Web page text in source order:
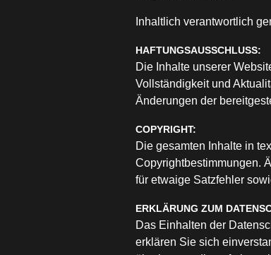
Inhaltlich verantwortlich
HAFTUNGSAUSSCHLUSS:
Die Inhalte unserer
Vollständigkeit und
Änderungen der
COPYRIGHT:
Die gesamten Inhalte in
Copyrightbestimmungen.
für etwaige Satzfehler
ERKLÄRUNG ZUM
Das Einhalten der
erklären Sie sich